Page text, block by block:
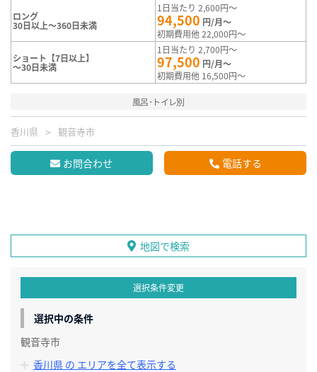
ロング
30日以上～360日未満
1日当たり 2,600円～
94,500 円/月～
初期費用他 22,000円～
ショート【7日以上】
～30日未満
1日当たり 2,700円～
97,500 円/月～
初期費用他 16,500円～
風呂･トイレ別
香川県 観音寺市
お問合わせ 電話する
地図で検索
選択条件変更
選択中の条件
観音寺市
香川県 の エリアを全て表示する